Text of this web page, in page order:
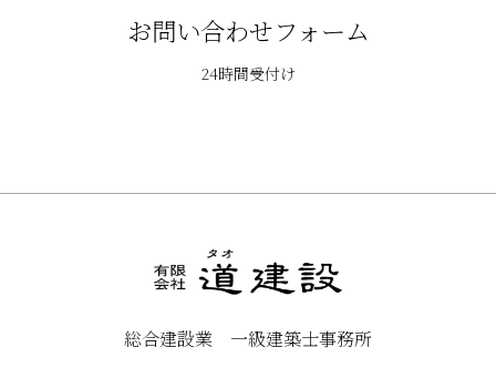
お問い合わせフォーム
24時間受付け
総合建設業 一級建築士事務所